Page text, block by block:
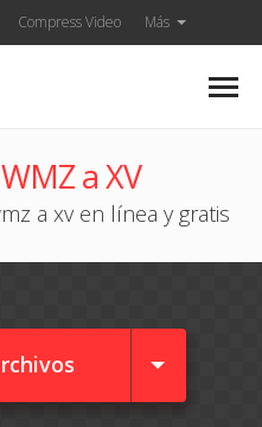
Compress Video Más
a XV
a xv en línea y gratis